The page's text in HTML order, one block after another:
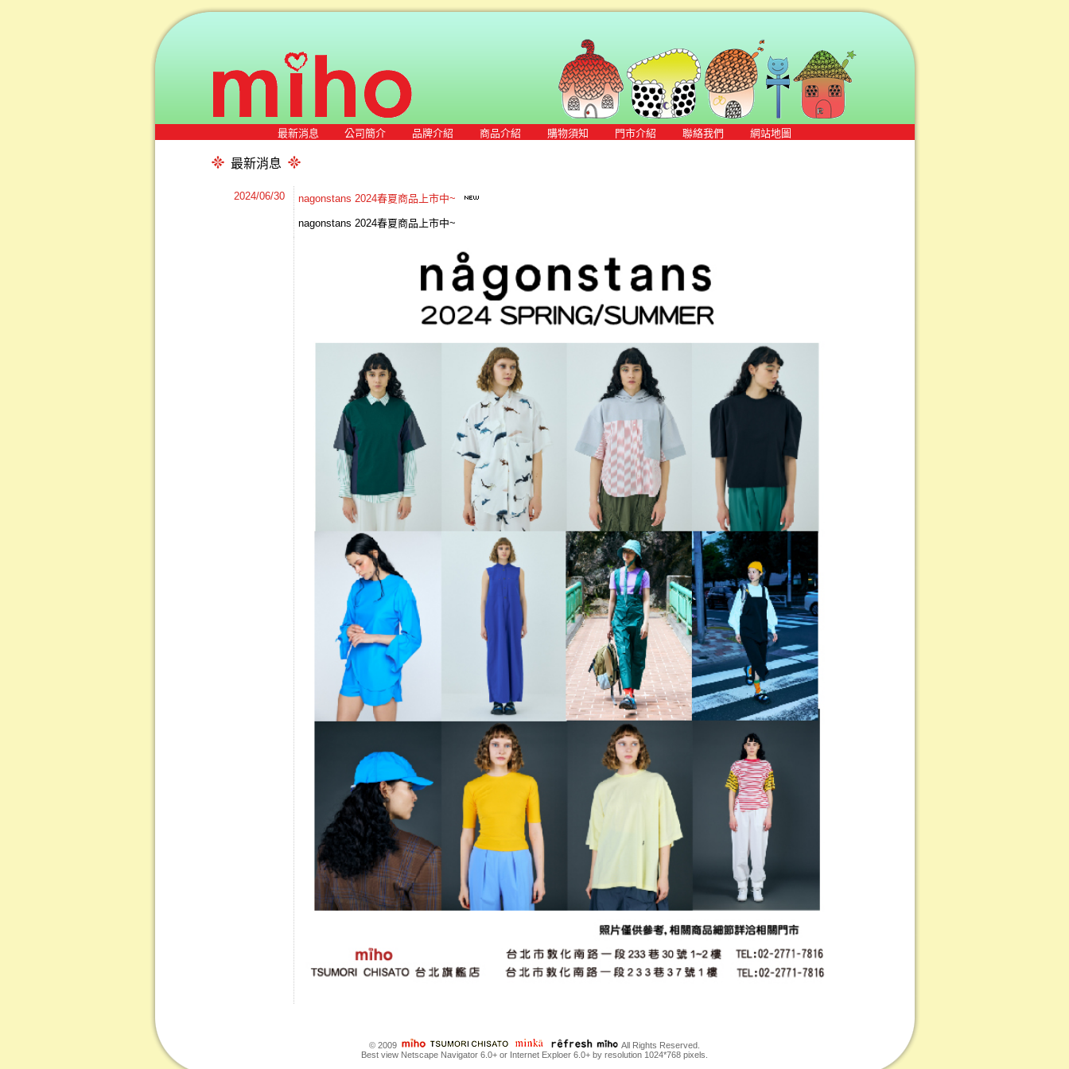
最新消息 公司簡介 品牌介紹 商品介紹 購物須知 門市介紹 聯絡我們 網站地圖
最新消息
2024/06/30 nagonstans 2024春夏商品上市中~
nagonstans 2024春夏商品上市中~
© 2009
All Rights Reserved.
Best view Netscape Navigator 6.0+ or Internet Exploer 6.0+ by resolution 1024*768 pixels.